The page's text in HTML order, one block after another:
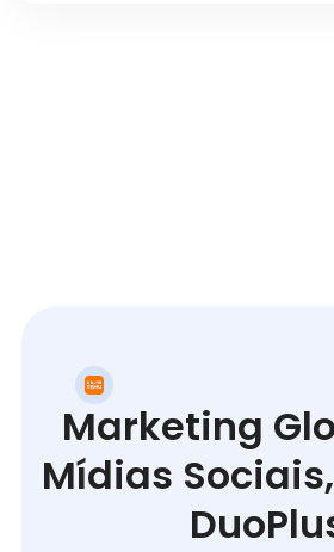
Marketing
Mídias